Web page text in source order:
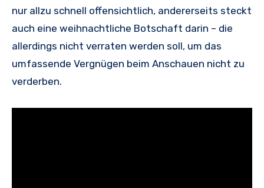
nur allzu schnell offensichtlich, andererseits steckt
auch eine weihnachtliche Botschaft darin – die
allerdings nicht verraten werden soll, um das
umfassende Vergnügen beim Anschauen nicht zu
verderben.